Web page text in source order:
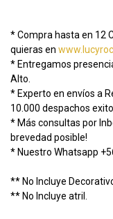
* Compra hasta en 12
quieras en
* Entregamos
Alto.
* Experto en envíos a
10.000 despachos
* Más consultas por
brevedad posible!
* Nuestro Whatsapp
** No Incluye
** No Incluye atril.